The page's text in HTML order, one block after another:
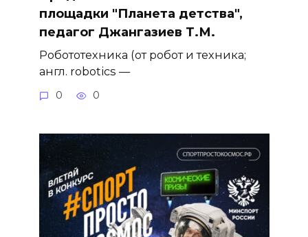
площадки "Планета детства",
педагог Джангазиев Т.М.
Робототехника (от робот и техника;
англ. robotics —
0 0